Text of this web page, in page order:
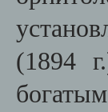
(1894